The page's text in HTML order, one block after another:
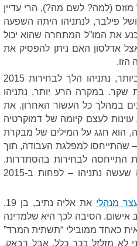
(למה? לשם מה?), הרי עדיין
פילבר, לנתניהו היתה השפעה
את המו”ל המתחרה שהוא יכול
אדלסון האם ניתן להפסיק את
הזו.
תצהיר שקרי הוא עדות שקר. במקרה הקל ביותר, נתניהו הלך לבחירות 2015
שקר. במקרה הרע יותר, נתניהו
במהלך כל העשור האחרון. את
לעצם קיומה של דמוקרטיה
הוא חגג על המילים של מבקרת
– שהתייחסו למפלגת העבודה, תוך
התייחסה לבחירות בהסתדרות.
קניית שלטון בכסף, ובכסף זר, זה בדיוק מה שעשה נתניהו – לפחות ב-2015
מנהלי
את אליה נתיב, בן 19,
הסיבה לכך היא שלמדינה
כאחד ממובילי “תשתית המרד”
לא מזלזל בכך כלל, אבל רבאק,